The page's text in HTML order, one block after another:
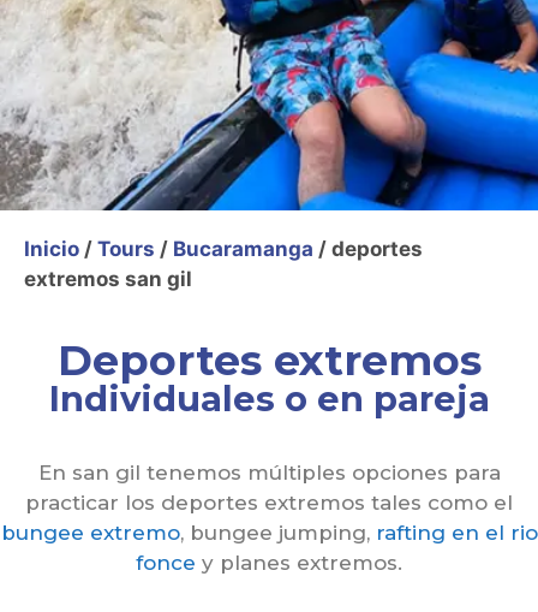
Inicio / Tours / Bucaramanga / deportes
extremos san gil
Deportes extremos
Individuales o en pareja
En san gil tenemos múltiples opciones para
practicar los deportes extremos tales como el
bungee extremo, bungee jumping, rafting en el rio
fonce y planes extremos.
Can
otaj
38
des
afio
s
Torr